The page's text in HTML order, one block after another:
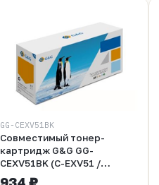
GG-CEXV51BK
Совместимый тонер-
картридж G&G GG-
CEXV51BK (C-EXV51 /
0481C002) для Canon iR